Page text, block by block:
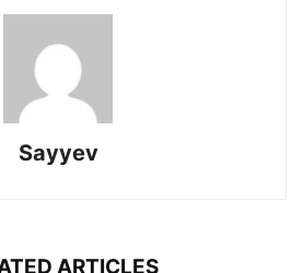
Sayyev
ARTICLES